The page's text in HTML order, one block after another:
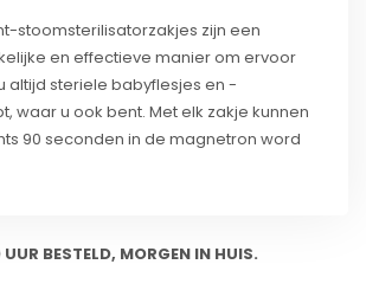
stoomsterilisatorzakjes zijn een
en effectieve manier om ervoor
altijd steriele babyflesjes en -
waar u ook bent. Met elk zakje kunnen
90 seconden in de magnetron word
BESTELD, MORGEN IN HUIS.